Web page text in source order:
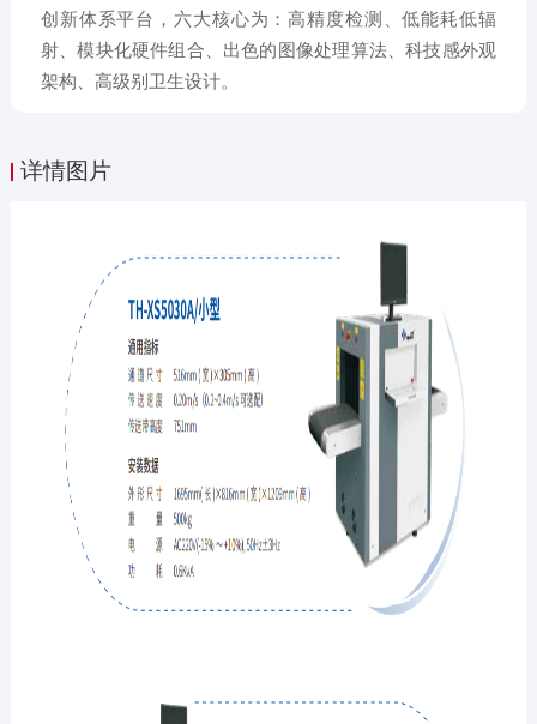
创新体系平台，六大核心为：高精度检测、低能耗低辐
射、模块化硬件组合、出色的图像处理算法、科技感外观
架构、高级别卫生设计。
详情图片